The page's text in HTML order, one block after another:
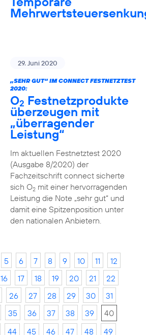
29. Juni 2020
„SEHR GUT“ IM CONNECT FESTNETZTEST
2020:
O2 Festnetzprodukte
überzeugen mit
„überragender
Leistung“
Im aktuellen Festnetztest 2020
(Ausgabe 8/2020) der
Fachzeitschrift connect sicherte
sich O2mit einer hervorragenden
Leistung die Note „sehr gut“ und
damit eine Spitzenposition unter
den nationalen Anbietern.
5 6 7 8 9 10 11
12
16 17 18 19 20 21
22
26 27 28 29 30
31
35 36 37 38 39
40
44 45 46 47 48 49